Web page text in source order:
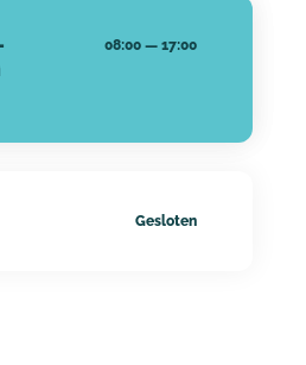
08:00 — 17:00
Gesloten